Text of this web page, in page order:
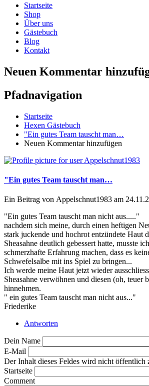
Startseite
Shop
Über uns
Gästebuch
Blog
Kontakt
Neuen Kommentar
Pfadnavigation
Startseite
Hexen Gästebuch
"Ein gutes Team tauscht man…
Neuen Kommentar hinzufügen
"Ein gutes Team tauscht man…
Ein Beitrag von Appelschnut1983 am
"Ein gutes Team tauscht man nicht aus....."
nachdem sich meine, durch einen heftigen
stark juckende und hochrot entzündete Haut
Sheasahne deutlich gebessert hatte, musste
schmerzhafte Erfahrung machen, dass es
Schwefelsalbe mit ins Spiel zu bringen...
Ich werde meine Haut jetzt wieder
Sheasahne verwöhnen und diesen (oh, teuer
hinnehmen.
" ein gutes Team tauscht man nicht aus..."
Friederike
Antworten
Dein Name
E-Mail
Der Inhalt dieses Feldes wird nicht öffentlich
Startseite
Comment